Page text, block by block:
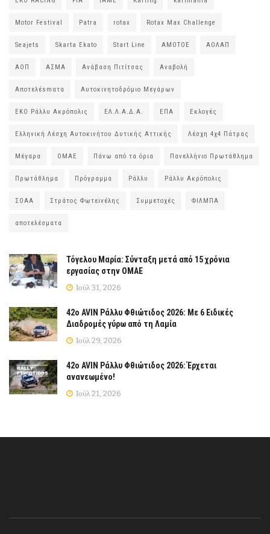
Motor Festival Patra rotax Rotax Max Challenge
Seajets Skarta Ekato Start Line ΑΜΟΤΟΕ ΑΟΛΑΠ
ΑΟΠ ΑΣΜΑ Ανάβαση Πιτίτσας Αναβολή
Αποτελέsmατα Αυτοκινητοδρόμιο Μεγάρων
ΕΚΟ Ράλλυ Ακρόπολις ΕΛ.Λ.Α.Δ.Α. ΕΠΑ Εκλογές
Ελληνική Λέσχη Αυτοκινήτου Δυτικής Αττικής Λέσχη 4χ4 Πάτρας
Μέγαρα ΟΜΑΕ Πάνω από τα όρια Πανελλήνιο Πρωτάθλημα
Πρωτάθλημα Πρόγραμμα Ράλλυ Ράλλυ Ακρόπολις
ΣΟΑΑ Στράτος Φωτεινέλης Συμμετοχές ΦΙΛΜΠΑ
αποτελέσματα
Τόγελου Μαρία: Σύνταξη μετά από 15 χρόνια
εργασίας στην ΟΜΑΕ
Ιούλ 31, 2026
42ο AVIN Ράλλυ Φθιώτιδος 2026: Με 6 Ειδικές
Διαδρομές γύρω από τη Λαμία
Ιούλ 29, 2026
42ο AVIN Ράλλυ Φθιώτιδος 2026: Έρχεται
ανανεωμένο!
Ιούλ 21, 2026